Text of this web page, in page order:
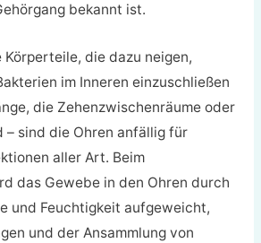
bekannt ist.
Körperteile, die dazu neigen,
im Inneren einzuschließen
die Zehenzwischenräume oder
– sind die Ohren anfällig für
aller Art. Beim
das Gewebe in den Ohren durch
und Feuchtigkeit aufgeweicht,
und der Ansammlung von